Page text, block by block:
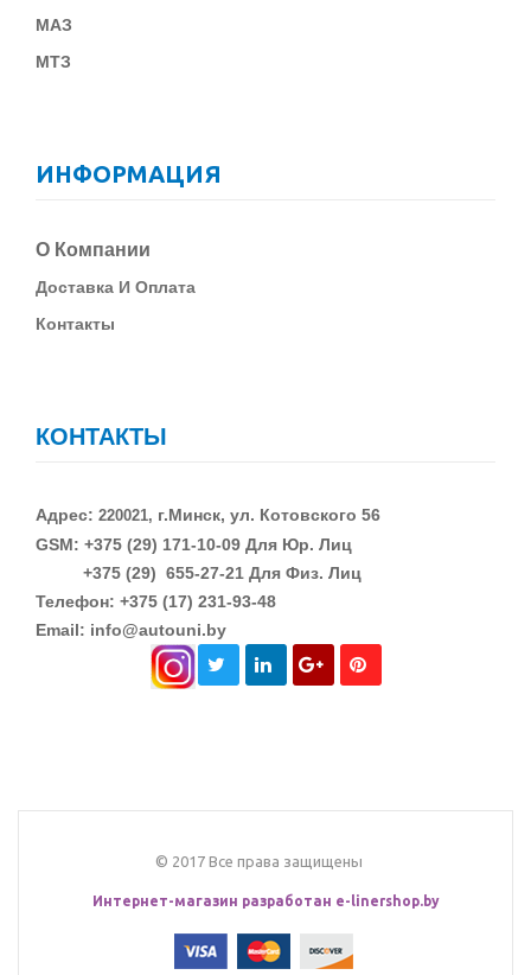
МАЗ
МТЗ
ИНФОРМАЦИЯ
О Компании
ДОставка И Оплата
Контакты
КОНТАКТЫ
Адрес: 220021, г.Минск, ул. Котовского 56
GSM: +375 (29) 171-10-09 Для Юр. Лиц
+375 (29) 655-27-21 Для Физ. Лиц
Телефон: +375 (17) 231-93-48
Email: info@autouni.by
© 2017 Все права защищены
Интернет-магазин разработан e-linershop.by